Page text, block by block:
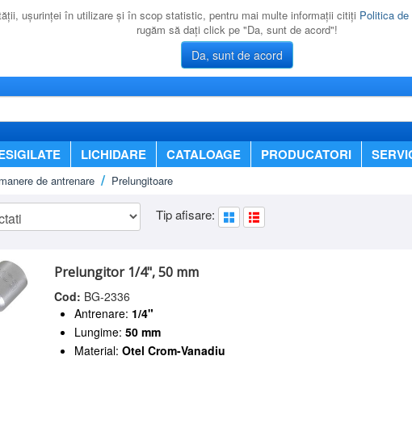
uşurinţei în utilizare şi în scop statistic, pentru mai multe informaţii citiţi Politica de
rugăm să daţi click pe "Da, sunt de acord"!
Da, sunt de acord
LICHIDARE CATALOAGE PRODUCATORI
de antrenare Prelungitoare
Tip afisare:
Prelungitor 1/4", 50 mm
Cod: BG-2336
Antrenare: 1/4"
Lungime:50 mm
Material:Otel Crom-Vanadiu